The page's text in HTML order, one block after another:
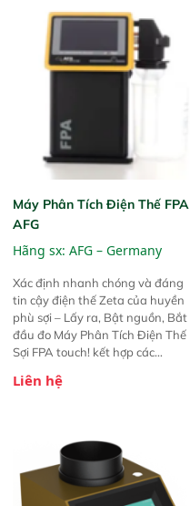
Máy Phân Tích Điện Thế FPA
AFG
Hãng sx: AFG – Germany
Xác định nhanh chóng và đáng
tin cậy điện thế Zeta của huyền
phù sợi – Lấy ra, Bật nguồn, Bắt
đầu đo Máy Phân Tích Điện Thế
Sợi FPA touch! kết hợp các
được chứng minh với sự đơn giản
trước đó. Nhưng so với các phiên
bản trước, FPA touch! nhỏ hơn và
nhẹ hơn đáng kể, đồng thời được
nâng cấp với các tính năng mới.
Liên hệ